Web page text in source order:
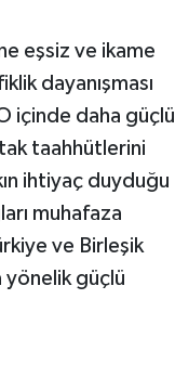
eşsiz ve ikame
dayanışması
içinde daha güçlü
taahhütlerini
ihtiyaç duyduğu
muhafaza
ve Birleşik
yönelik güçlü